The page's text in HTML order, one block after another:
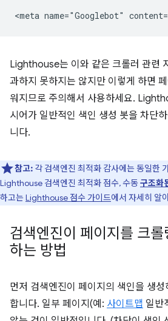
Lighthouse는 이와 같은 크롤러 관련
과하지 못하지는 않지만 이렇게 하면
워지므로 주의해서 사용하세요.
시어가 일반적인 색인 생성 봇을 차단
니다.
참고: 각 검색엔진 최적화 감사에는 동일한
Lighthouse 검색엔진 최적화 점수, 수동 구조화
하고는Lighthouse 점수 가이드에서 자세히 알
검색엔진이 페이지를 크
하는 방법
먼저 검색엔진이 페이지의 색인을 생
합니다. 일부 페이지(예: 사이트맵 일반